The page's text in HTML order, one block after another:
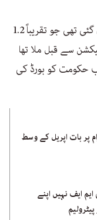
’پہلی قسط گذشتہ برس جولائی میں ہی مل گئی تھی جو تقریباً 1.2
700 ملین ڈالرز الیکشن سے قبل ملا تھا
نو منتخب حکومت کو بورڈ کی
پر بات اپریل کے وسط
ایف نہیں اپنے